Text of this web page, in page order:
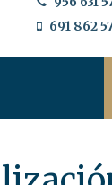
691 862